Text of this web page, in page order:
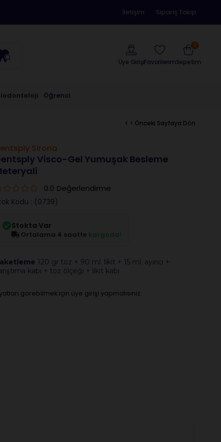
İletişim Sipariş Takip
Üye GirişiFavorilerimSepetim
0
Öğrenci
< < Önceki Sayfaya Dön
Sirona
Visco-Gel Yumuşak Besleme
0.0 Değerlendirme
Kodu (0739)
Stokta Var
Ortalama 4 saatte kargoda!
120 gr toz + 90 ml. likit + 15 ml. ayırıcı +
kabı + toz ölçeği + likit kabı
görebilmek için üye girişi yapmalısınız.